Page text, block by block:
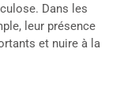
Dans les
leur présence
et nuire à la